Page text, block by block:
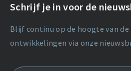
Schrijf je in voor de
Blijf continu op de hoogte van
ontwikkelingen via onze